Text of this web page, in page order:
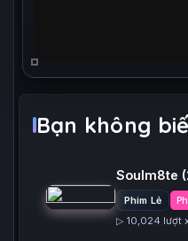
Bạn không
Soulm8te
Phim Lẻ
▷ 10,024 lượt